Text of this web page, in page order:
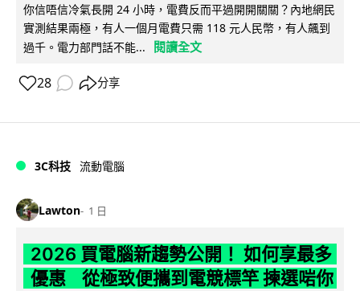
你信唔信冷氣長開 24 小時，電費反而平過開開關關？內地網民
實測結果兩極，有人一個月電費只需 118 元人民幣，有人飆到
過千。電力部門話不能...
閱讀全文
28 分享
3C科技 流動電腦
Lawton 1 日
2026 買電腦新趨勢公開！ 如何享最多
優惠 從極致便攜到電競標竿 揀選啱你